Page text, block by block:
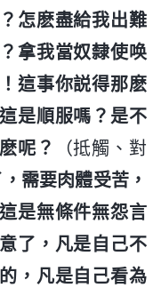
怎麽盡給我出難
拿我當奴隸使唤
這事你説得那麽
是順服嗎？是不
呢？
（抵觸、對
需要肉體受苦，
是無條件無怨言
了，凡是自己不
，凡是自己看為